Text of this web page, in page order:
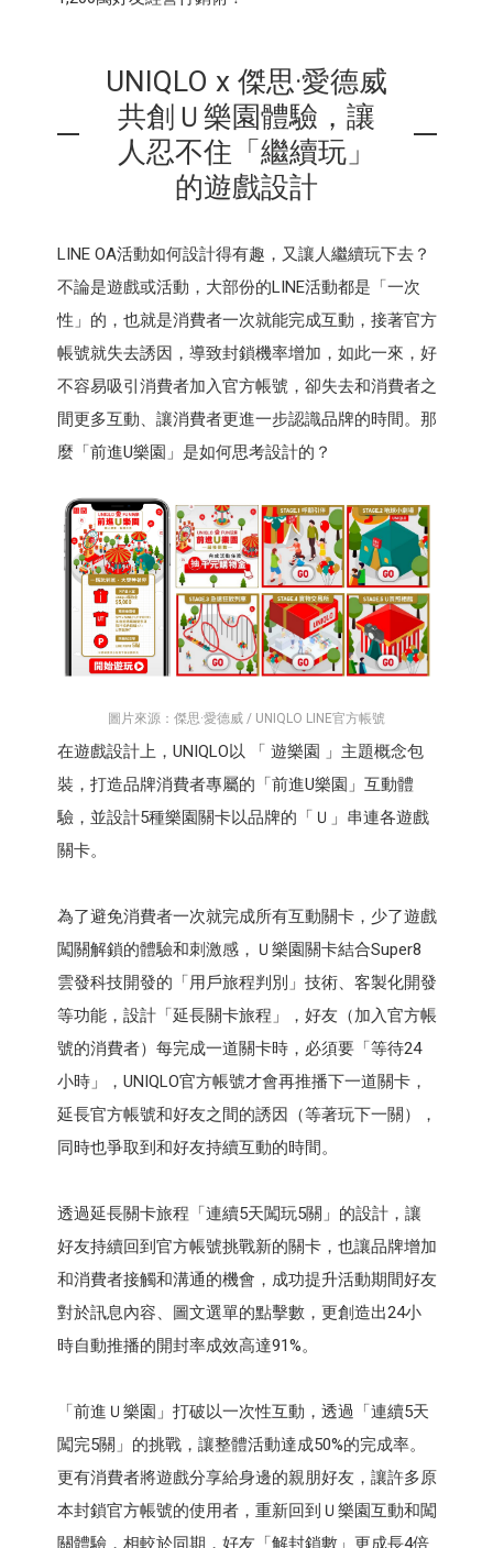
UNIQLO x 傑思·愛德威
共創Ｕ樂園體驗，讓
人忍不住「繼續玩」
的遊戲設計
LINE OA活動如何設計得有趣，又讓人繼續玩下去？
不論是遊戲或活動，大部份的LINE活動都是「一次
性」的，也就是消費者一次就能完成互動，接著官方
帳號就失去誘因，導致封鎖機率增加，如此一來，好
不容易吸引消費者加入官方帳號，卻失去和消費者之
間更多互動、讓消費者更進一步認識品牌的時間。那
麼「前進U樂園」是如何思考設計的？
圖片來源：傑思·愛德威 / UNIQLO LINE官方帳號
在遊戲設計上，UNIQLO以 「 遊樂園 」主題概念包
裝，打造品牌消費者專屬的「前進U樂園」互動體
驗，並設計5種樂園關卡以品牌的「Ｕ」串連各遊戲
關卡。
為了避免消費者一次就完成所有互動關卡，少了遊戲
闖關解鎖的體驗和刺激感，Ｕ樂園關卡結合Super8
雲發科技開發的「用戶旅程判別」技術、客製化開發
等功能，設計「延長關卡旅程」，好友（加入官方帳
號的消費者）每完成一道關卡時，必須要「等待24
小時」，UNIQLO官方帳號才會再推播下一道關卡，
延長官方帳號和好友之間的誘因（等著玩下一關），
同時也爭取到和好友持續互動的時間。
透過延長關卡旅程「連續5天闖玩5關」的設計，讓
好友持續回到官方帳號挑戰新的關卡，也讓品牌增加
和消費者接觸和溝通的機會，成功提升活動期間好友
對於訊息內容、圖文選單的點擊數，更創造出24小
時自動推播的開封率成效高達91%。
「前進Ｕ樂園」打破以一次性互動，透過「連續5天
闖完5關」的挑戰，讓整體活動達成50%的完成率。
更有消費者將遊戲分享給身邊的親朋好友，讓許多原
本封鎖官方帳號的使用者，重新回到Ｕ樂園互動和闖
關體驗，相較於同期，好友「解封鎖數」更成長4倍